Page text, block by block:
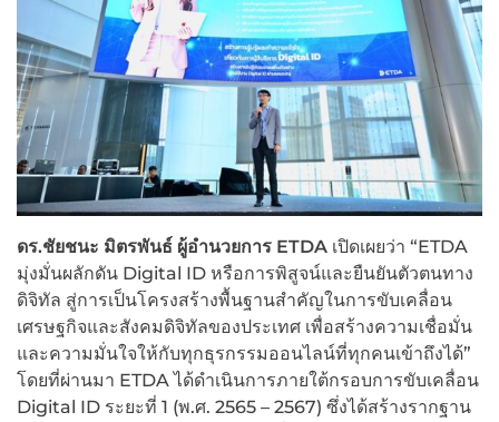
ดร.ชัยชนะ มิตรพันธ์ ผู้อำนวยการ ETDA เปิดเผยว่า “ETDA
มุ่งมั่นผลักดัน Digital ID หรือการพิสูจน์และยืนยันตัวตนทาง
ดิจิทัล สู่การเป็นโครงสร้างพื้นฐานสำคัญในการขับเคลื่อน
เศรษฐกิจและสังคมดิจิทัลของประเทศ เพื่อสร้างความเชื่อมั่น
และความมั่นใจให้กับทุกธุรกรรมออนไลน์ที่ทุกคนเข้าถึงได้”
โดยที่ผ่านมา ETDA ได้ดำเนินการภายใต้กรอบการขับเคลื่อน
Digital ID ระยะที่ 1 (พ.ศ. 2565 – 2567) ซึ่งได้สร้างรากฐาน